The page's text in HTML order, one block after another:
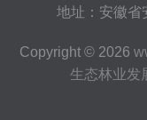
地址：安徽省
Copyright © 2026
生态林业发